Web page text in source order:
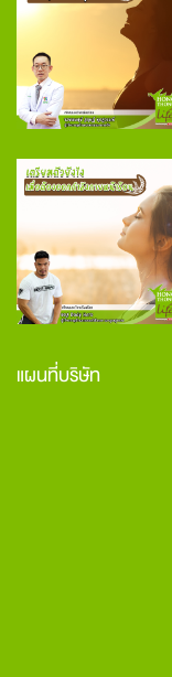
แผนที่บริษัท